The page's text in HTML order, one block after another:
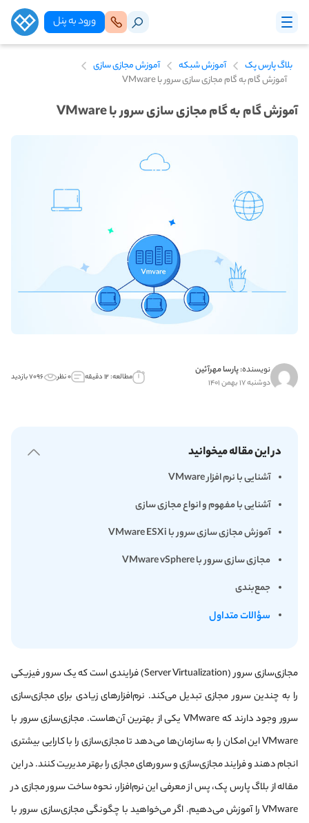
ورود‌ به‌ پنل
بلاگ پارس پک آموزش شبکه
آموزش مجازی سازی
آموزش گام به گام مجازی‌ سازی سرور با VMware
آموزش گام به گام مجازی‌ سازی سرور با VMware
نویسنده:پارسا مهرآئین
دوشنبه ۱۷ بهمن ۱۴۰۱ مطالعه: ۱۲ دقیقه ۰ نظر ۷۰۹۶ بازدید
در این مقاله میخوانید
آشنایی با نرم‌ افزار VMware
آشنایی با مفهوم و انواع مجازی‌ سازی
آموزش مجازی‌ سازی سرور با VMware ESXi
مجازی‌ سازی سرور با VMware vSphere
جمع‌بندی
سؤالات متداول
مجازی‌‌سازی سرور (Server Virtualization) فرایندی است که یک سرور فیزیکی
را به چندین سرور مجازی تبدیل می‌کند. نرم‌افزارهای زیادی برای مجازی‌سازی
سرور وجود دارند که VMware یکی از بهترین‌ آن‌هاست. مجازی‌سازی سرور با
VMware این امکان را به سازمان‌ها می‌دهد تا مجازی‌سازی را با کارایی بیشتری
انجام دهند و فرایند مجازی‌سازی و سرورهای مجازی را بهتر مدیریت کنند. در این
مقاله از بلاگ پارس پک، پس از معرفی این نرم‌افزار، نحوه ساخت سرور مجازی در
VMware را آموزش می‌دهیم. اگر می‌خواهید با چگونگی مجازی‌سازی سرور با